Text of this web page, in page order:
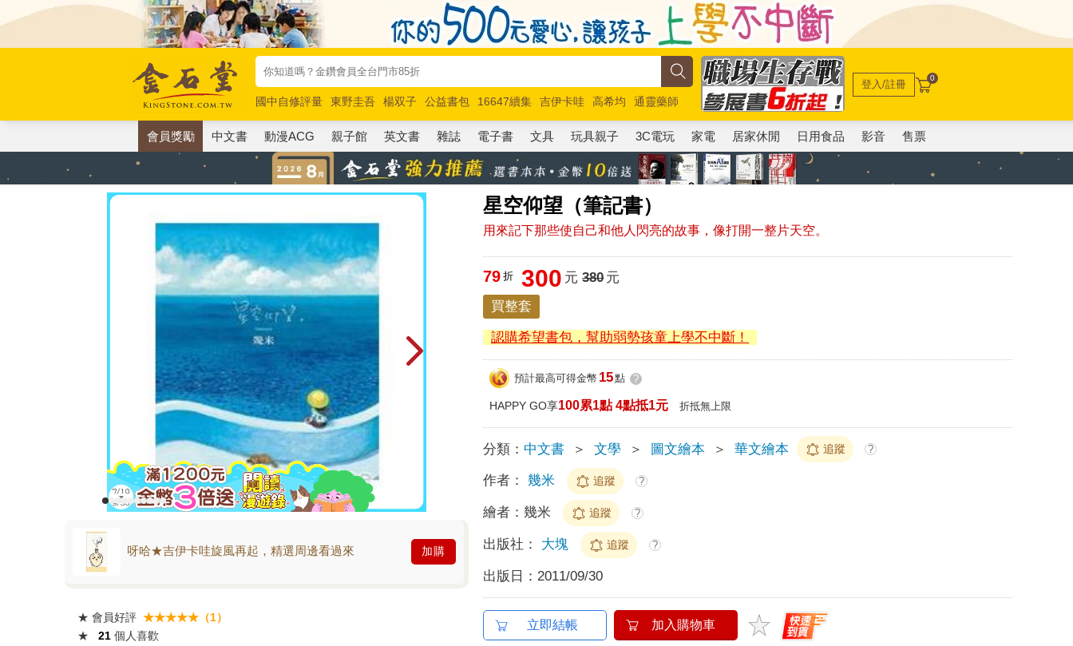
國中自修評量 東野圭吾 楊双子 公益書包 16647續集 吉伊卡哇 高希均
通靈藥師
唯紅花綻放
奧德賽 路邊攤新作 馬斯克 玩具總動員5 超慢跑
登入/註冊 0
會員獎勵 中文書 動漫ACG 親子館 英文書 雜誌 電子書 文具 玩具親子 3C電玩 家電 居家休閒 日用食品 影音 售票
星空仰望（筆記書）
用來記下那些使自己和他人閃亮的故事，像打開一整片天空。
呀哈★吉伊卡哇旋風再起，精選周邊看過來 加購
★ 會員好評 ★★★★★（1）
★
21 個人喜歡
79 折 300 元 380元
買整套
認購希望書包，幫助弱勢孩童上學不中斷！
預計最高可得金幣 15點 ?
HAPPY GO享100累1點 4點抵1元 折抵無上限
分類： 中文書 ＞ 文學 ＞ 圖文繪本 ＞ 華文繪本 追蹤 ?
作者： 幾米 追蹤 ?
繪者：幾米 追蹤 ?
出版社： 大塊 追蹤 ?
出版日： 2011/09/30
立即結帳 加入購物車